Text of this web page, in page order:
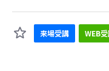
来場受講 WEB